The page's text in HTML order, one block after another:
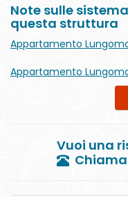
Note sulle
questa struttura
Appartamento
Appartamento
Vuoi una